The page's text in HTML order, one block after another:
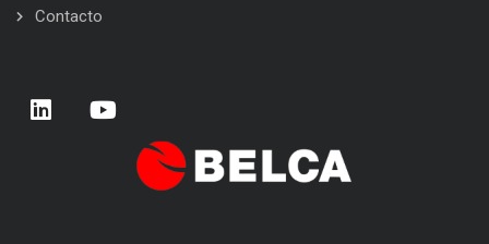
Contacto